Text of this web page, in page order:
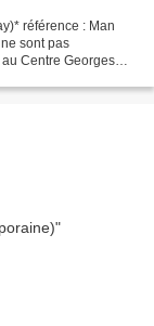
référence : Man
sont pas
Centre Georges